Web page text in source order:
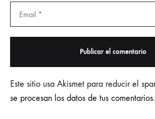
Este sitio usa Akismet para reducir el
se procesan los datos de tus comentarios.